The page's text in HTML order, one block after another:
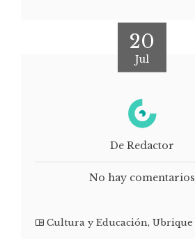
20
Jul
De Redactor
No hay comentarios
Cultura y Educación, Ubrique